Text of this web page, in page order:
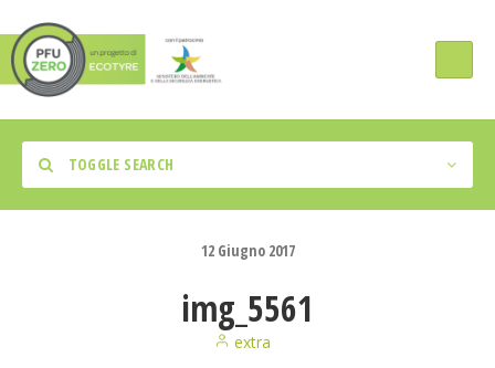
TOGGLE SEARCH
Tipologia Intervento
12 Giugno 2017
img_5561
extra